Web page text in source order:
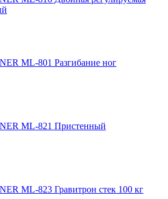
ML-801 Разгибание ног
ML-821 Пристенный
ML-823 Гравитрон стек 100 кг